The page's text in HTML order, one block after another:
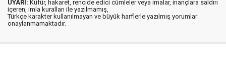
UYARI: Küfür, hakaret, rencide edici cümleler veya imalar, inançlara saldırı
içeren, imla kuralları ile yazılmamış,
Türkçe karakter kullanılmayan ve büyük harflerle yazılmış yorumlar
onaylanmamaktadır.